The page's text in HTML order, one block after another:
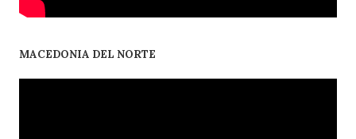
MACEDONIA DEL NORTE